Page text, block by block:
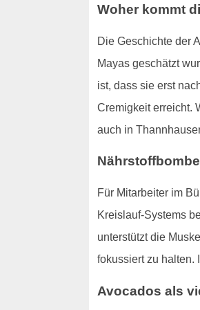
Woher kommt
Die Geschichte der
Mayas geschätzt
ist, dass sie erst
Cremigkeit erreicht.
auch in
Für Mitarbeiter im
Kreislauf-Systems
unterstützt die
fokussiert zu halten.
Avocados als